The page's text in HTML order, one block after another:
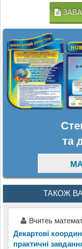
та
ТАКОЖ
Вчитеь
Декартові
практичні